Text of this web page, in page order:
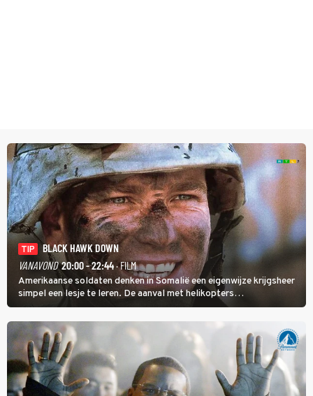
TIP
BLACK HAWK DOWN
VANAVOND 20:00 - 22:44· FILM
Amerikaanse soldaten denken in Somalië een eigenwijze krijgsheer
simpel een lesje te leren. De aanval met helikopters
verloopt in Black Hawk down dramatisch.